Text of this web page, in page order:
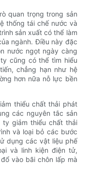
quan trọng trong sản
thống tái chế nước và
sản xuất có thể làm
ngành. Điều này đặc
nước ngọt ngày càng
cũng có thể tìm hiểu
chẳng hạn như hệ
hơn nữa nỗ lực bền
thiểu chất thải phát
các nguyên tắc sản
giảm thiểu chất thải
và loại bỏ các bước
dụng các vật liệu phế
và linh kiện điện tử,
vào bãi chôn lấp mà